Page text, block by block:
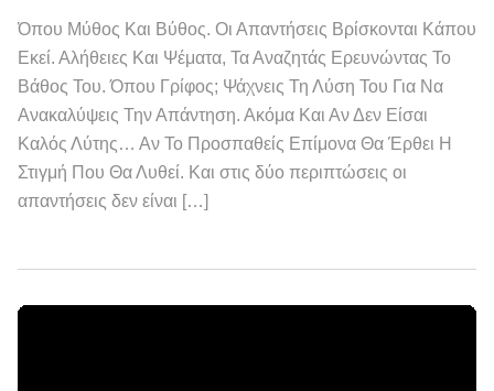
Όπου Μύθος Και Βύθος. Οι Απαντήσεις Βρίσκονται Κάπου
Εκεί. Αλήθειες Και Ψέματα, Τα Αναζητάς Ερευνώντας Το
Βάθος Του. Όπου Γρίφος; Ψάχνεις Τη Λύση Του Για Να
Ανακαλύψεις Την Απάντηση. Ακόμα Και Αν Δεν Είσαι
Καλός Λύτης… Αν Το Προσπαθείς Επίμονα Θα Έρθει Η
Στιγμή Που Θα Λυθεί. Και στις δύο περιπτώσεις οι
απαντήσεις δεν είναι […]